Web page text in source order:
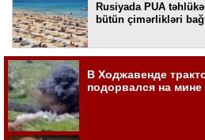
Rusiyada PUA
bütün çimərlikləri